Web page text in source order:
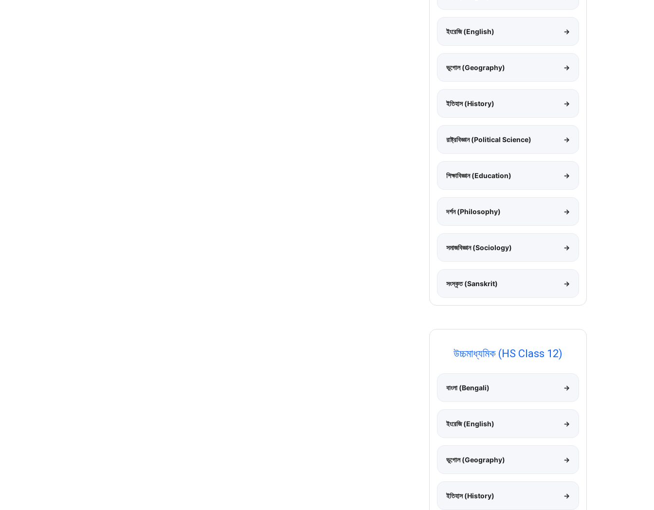
ইংরেজি (English) →
ভূগোল (Geography) →
ইতিহাস (History) →
রাষ্ট্রবিজ্ঞান (Political Science) →
শিক্ষাবিজ্ঞান (Education) →
দর্শন (Philosophy) →
সমাজবিজ্ঞান (Sociology) →
সংস্কৃত (Sanskrit) →
উচ্চমাধ্যমিক (HS Class 12)
বাংলা (Bengali) →
ইংরেজি (English) →
ভূগোল (Geography) →
ইতিহাস (History) →